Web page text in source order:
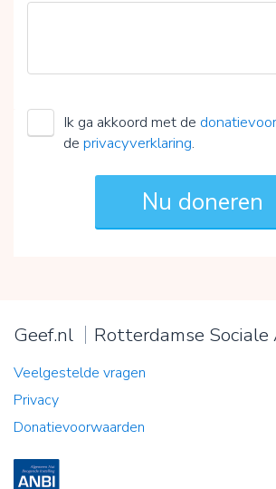
Ik ga akkoord met de
de privacyverklaring.
Geef.nl Rotterdamse
Veelgestelde vragen
Privacy
Donatievoorwaarden